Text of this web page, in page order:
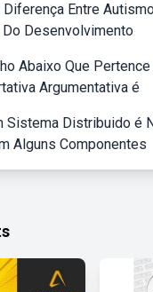
Diferença Entre
Do Desenvolvimento
Abaixo Que
Argumentativa é
Sistema Distribuido é
Alguns Componentes